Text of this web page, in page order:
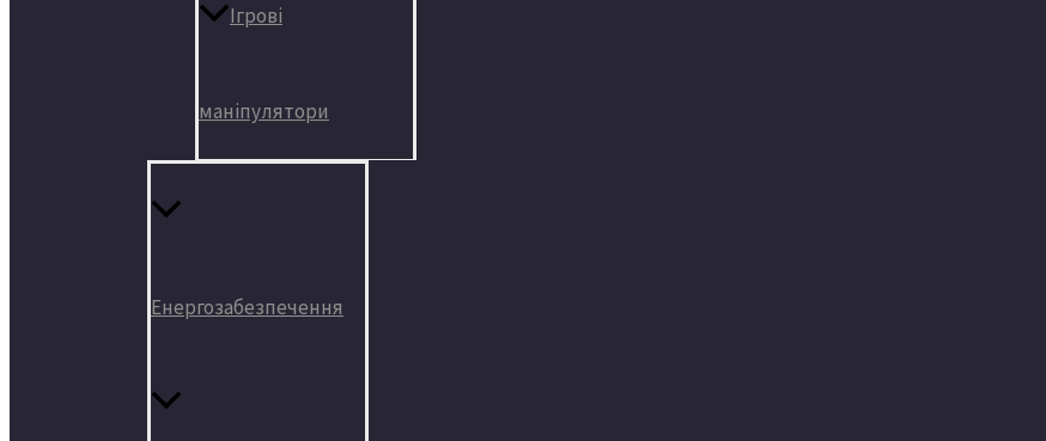
Ігрові
маніпулятори
Енергозабезпечення